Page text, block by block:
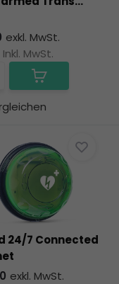
exkl. MwSt.
Inkl. MwSt.
24/7 Connected
exkl. MwSt.